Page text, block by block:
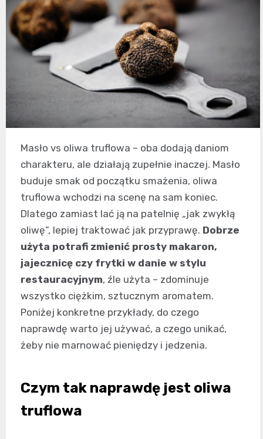
Masło vs oliwa truflowa – oba dodają daniom
charakteru, ale działają zupełnie inaczej. Masło
buduje smak od początku smażenia, oliwa
truflowa wchodzi na scenę na sam koniec.
Dlatego zamiast lać ją na patelnię „jak zwykłą
oliwę”, lepiej traktować jak przyprawę. Dobrze
użyta potrafi zmienić prosty makaron,
jajecznicę czy frytki w danie w stylu
restauracyjnym, źle użyta – zdominuje
wszystko ciężkim, sztucznym aromatem.
Poniżej konkretne przykłady, do czego
naprawdę warto jej używać, a czego unikać,
żeby nie marnować pieniędzy i jedzenia.
Czym tak naprawdę jest oliwa
truflowa